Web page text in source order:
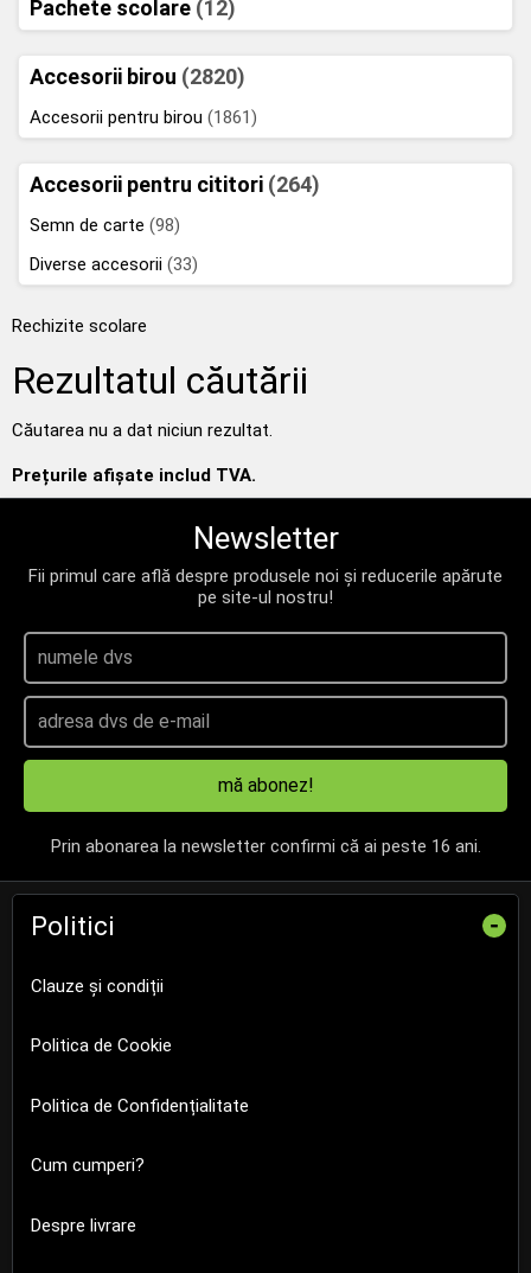
Pachete scolare (12)
Accesorii birou (2820)
Accesorii pentru birou (1861)
Accesorii pentru cititori (264)
Semn de carte (98)
Diverse accesorii (33)
Rechizite scolare
Rezultatul căutării
Căutarea nu a dat niciun rezultat.
Prețurile afișate includ TVA.
Newsletter
Fii primul care află despre produsele noi și reducerile apărute
pe site-ul nostru!
mă abonez!
Prin abonarea la newsletter confirmi că ai peste 16 ani.
Politici -
Clauze și condiții
Politica de Cookie
Politica de Confidențialitate
Cum cumperi?
Despre livrare